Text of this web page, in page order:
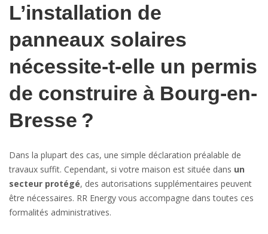
L’installation de
panneaux solaires
nécessite-t-elle un permis
de construire à Bourg-en-
Bresse ?
Dans la plupart des cas, une simple déclaration préalable de
travaux suffit. Cependant, si votre maison est située dans un
secteur protégé, des autorisations supplémentaires peuvent
être nécessaires. RR Energy vous accompagne dans toutes ces
formalités administratives.